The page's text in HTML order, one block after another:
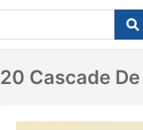
20 Cascade